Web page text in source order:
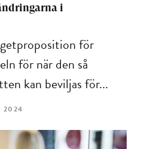
i
för
för när den så
kan beviljas för...
2024